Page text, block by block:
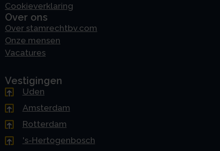
Cookieverklaring
Over ons
Over stamrechtbv.com
Onze mensen
Vacatures
Vestigingen
Uden
Amsterdam
Rotterdam
's-Hertogenbosch